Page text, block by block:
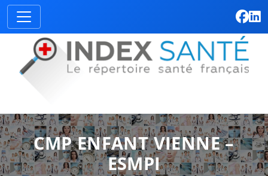
CMP ENFANT VIENNE –
ESMPI